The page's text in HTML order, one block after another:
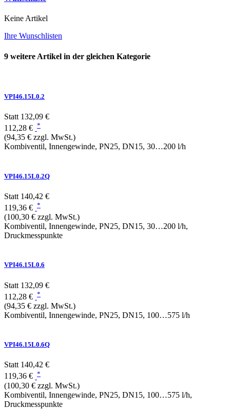
Keine Artikel
Ihre Wunschlisten
9 weitere Artikel in der gleichen Kategorie
VPI46.15L0.2
Statt 132,09 €
112,28 € *
(94,35 € zzgl. MwSt.)
Kombiventil, Innengewinde, PN25, DN15, 30…200 l/h
VPI46.15L0.2Q
Statt 140,42 €
119,36 € *
(100,30 € zzgl. MwSt.)
Kombiventil, Innengewinde, PN25, DN15, 30…200 l/h,
Druckmesspunkte
VPI46.15L0.6
Statt 132,09 €
112,28 € *
(94,35 € zzgl. MwSt.)
Kombiventil, Innengewinde, PN25, DN15, 100…575 l/h
VPI46.15L0.6Q
Statt 140,42 €
119,36 € *
(100,30 € zzgl. MwSt.)
Kombiventil, Innengewinde, PN25, DN15, 100…575 l/h,
Druckmesspunkte